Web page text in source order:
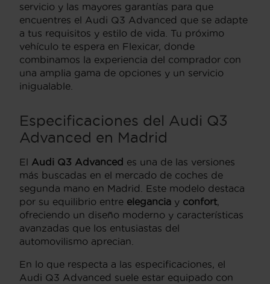
servicio y las mayores garantías para que
encuentres el Audi Q3 Advanced que se adapte
a tus requisitos y estilo de vida. Tu próximo
vehículo te espera en Flexicar, donde
combinamos la experiencia del comprador con
una amplia gama de opciones y un servicio
inigualable.
Especificaciones del Audi Q3
Advanced en Madrid
El Audi Q3 Advanced es una de las versiones
más buscadas en el mercado de coches de
segunda mano en Madrid. Este modelo destaca
por su equilibrio entre elegancia y confort
ofreciendo un diseño moderno y características
avanzadas que los entusiastas del
automovilismo aprecian.
En lo que respecta a las especificaciones, el
Audi Q3 Advanced suele estar equipado con